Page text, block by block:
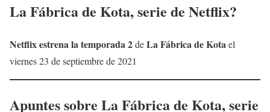
La Fábrica de Kota, serie de Netflix?
Netflixestrena la temporada 2deLa Fábrica de Kotael
viernes 23 de septiembre de 2021
Apuntes sobre La Fábrica de Kota, serie